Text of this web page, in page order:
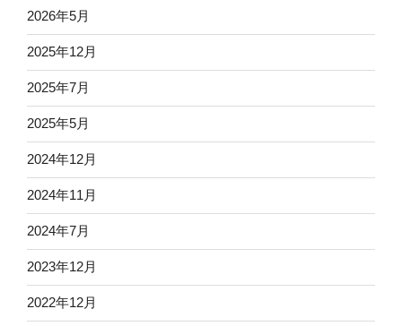
2026年5月
2025年12月
2025年7月
2025年5月
2024年12月
2024年11月
2024年7月
2023年12月
2022年12月